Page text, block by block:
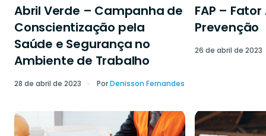
Abril Verde – Campanha de
Conscientização pela
Saúde e Segurança no
Ambiente de Trabalho
28 de abril de 2023 PorDenisson Fernandes
FAP –
Prevenção
26 de abril de 2023